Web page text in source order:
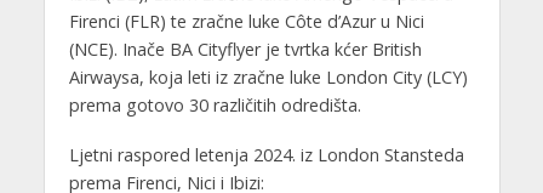
Firenci (FLR) te zračne luke Côte d’Azur u Nici
(NCE). Inače BA Cityflyer je tvrtka kćer British
Airwaysa, koja leti iz zračne luke London City (LCY)
prema gotovo 30 različitih odredišta.
Ljetni raspored letenja 2024. iz London Stansteda
prema Firenci, Nici i Ibizi: